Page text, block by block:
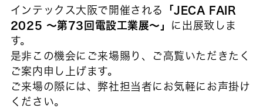
インテックス大阪で開催される
「JECA FAIR
2025 ～第73回電設工業展～」 に出展致しま
す。
是非この機会にご来場賜り、ご高覧いただきたく
ご案内申し上げます。
ご来場の際には、弊社担当者にお気軽にお声掛け
ください。